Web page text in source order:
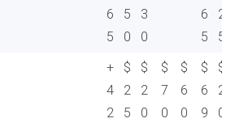
6
5
5
0
3
0
6
5
2
5
+
4
2
$
2
5
$
2
0
$
7
0
$
6
0
$
6
9
$
2
0